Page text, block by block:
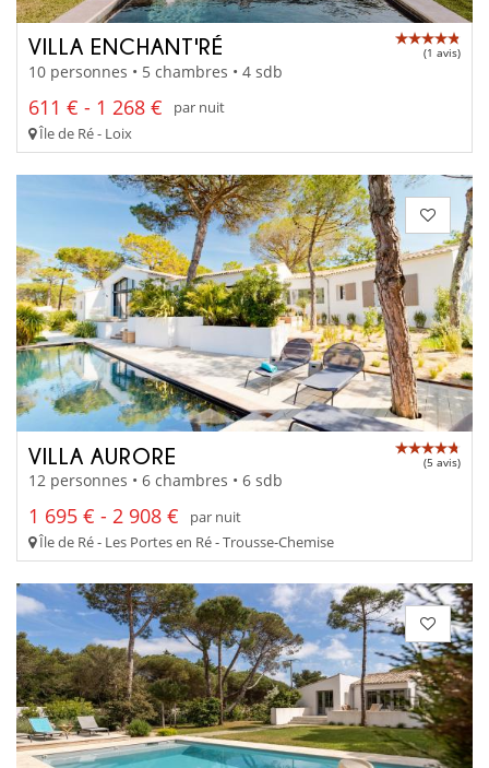
VILLA ENCHANT'RÉ (1 avis)
10 personnes • 5 chambres • 4 sdb
611 € - 1 268 €
par nuit
Île de Ré - Loix
VILLA AURORE (5 avis)
12 personnes • 6 chambres • 6 sdb
1 695 € - 2 908 €
par nuit
Île de Ré - Les Portes en Ré - Trousse-Chemise